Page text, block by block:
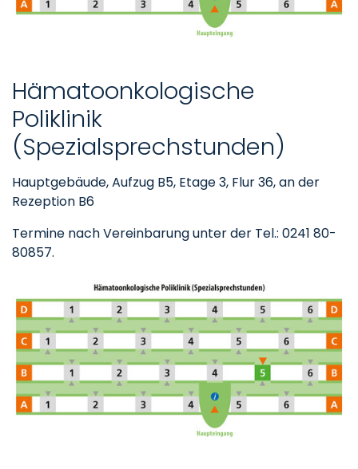
Hämatoonkologische
Poliklinik
(Spezialsprechstunden)
Hauptgebäude, Aufzug B5, Etage 3, Flur 36, an der
Rezeption B6
Termine nach Vereinbarung unter der Tel.: 0241 80-
80857.